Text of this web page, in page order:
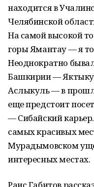
находится в
Челябинской
На самой высокой
горы Ямантау — я
Неоднократно
Башкирии —
Аслыкуль — в
еще предстоит
— Сибайский
самых красивых
Мурадымовском
интересных местах.